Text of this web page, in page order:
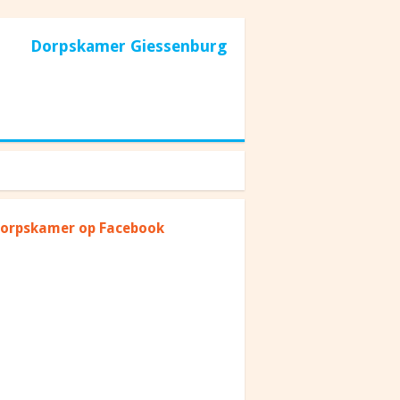
Dorpskamer Giessenburg
op Facebook